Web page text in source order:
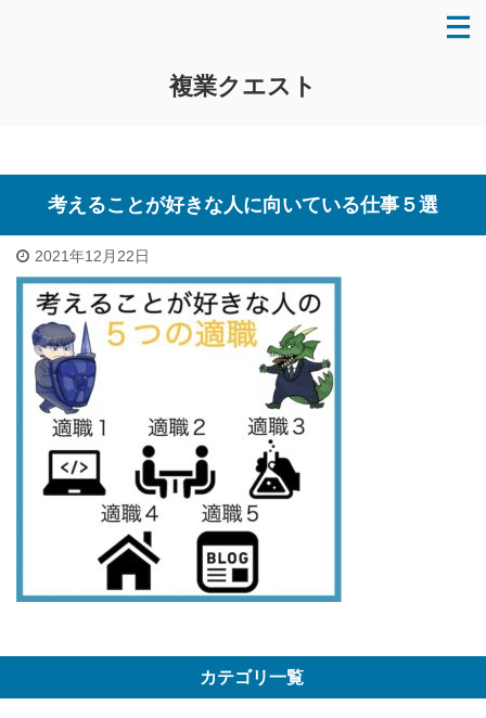
複業クエスト
考えることが好きな人に向いている仕事５選
2021年12月22日
カテゴリ一覧